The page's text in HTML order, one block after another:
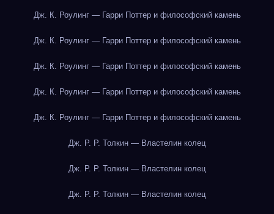
Дж. К. Роулинг — Гарри Поттер и философский камень
Дж. К. Роулинг — Гарри Поттер и философский камень
Дж. К. Роулинг — Гарри Поттер и философский камень
Дж. К. Роулинг — Гарри Поттер и философский камень
Дж. К. Роулинг — Гарри Поттер и философский камень
Дж. Р. Р. Толкин — Властелин колец
Дж. Р. Р. Толкин — Властелин колец
Дж. Р. Р. Толкин — Властелин колец